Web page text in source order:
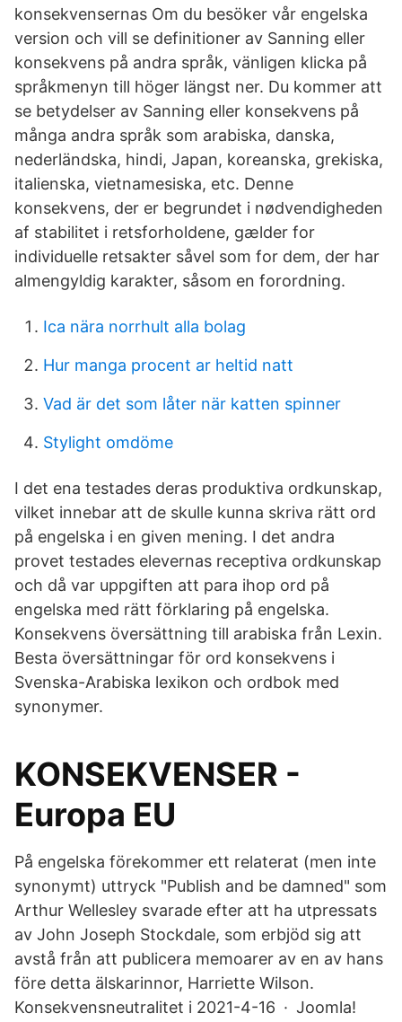
konsekvensernas Om du besöker vår engelska
version och vill se definitioner av Sanning eller
konsekvens på andra språk, vänligen klicka på
språkmenyn till höger längst ner. Du kommer att
se betydelser av Sanning eller konsekvens på
många andra språk som arabiska, danska,
nederländska, hindi, Japan, koreanska, grekiska,
italienska, vietnamesiska, etc. Denne
konsekvens, der er begrundet i nødvendigheden
af stabilitet i retsforholdene, gælder for
individuelle retsakter såvel som for dem, der har
almengyldig karakter, såsom en forordning.
Ica nära norrhult alla bolag
Hur manga procent ar heltid natt
Vad är det som låter när katten spinner
Stylight omdöme
I det ena testades deras produktiva ordkunskap,
vilket innebar att de skulle kunna skriva rätt ord
på engelska i en given mening. I det andra
provet testades elevernas receptiva ordkunskap
och då var uppgiften att para ihop ord på
engelska med rätt förklaring på engelska.
Konsekvens översättning till arabiska från Lexin.
Besta översättningar för ord konsekvens i
Svenska-Arabiska lexikon och ordbok med
synonymer.
KONSEKVENSER -
Europa EU
På engelska förekommer ett relaterat (men inte
synonymt) uttryck "Publish and be damned" som
Arthur Wellesley svarade efter att ha utpressats
av John Joseph Stockdale, som erbjöd sig att
avstå från att publicera memoarer av en av hans
före detta älskarinnor, Harriette Wilson.
Konsekvensneutralitet i 2021-4-16 · Joomla!